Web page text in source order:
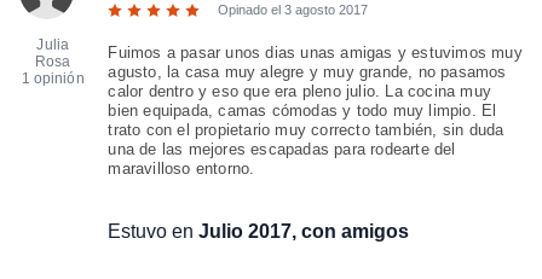
Julia
Rosa
1 opinión
Opinado el3 agosto 2017
Fuimos a pasar unos dias unas amigas y estuvimos muy
agusto, la casa muy alegre y muy grande, no pasamos
calor dentro y eso que era pleno julio. La cocina muy
bien equipada, camas cómodas y todo muy limpio. El
trato con el propietario muy correcto también, sin duda
una de las mejores escapadas para rodearte del
maravilloso entorno.
Estuvo enJulio 2017, con amigos